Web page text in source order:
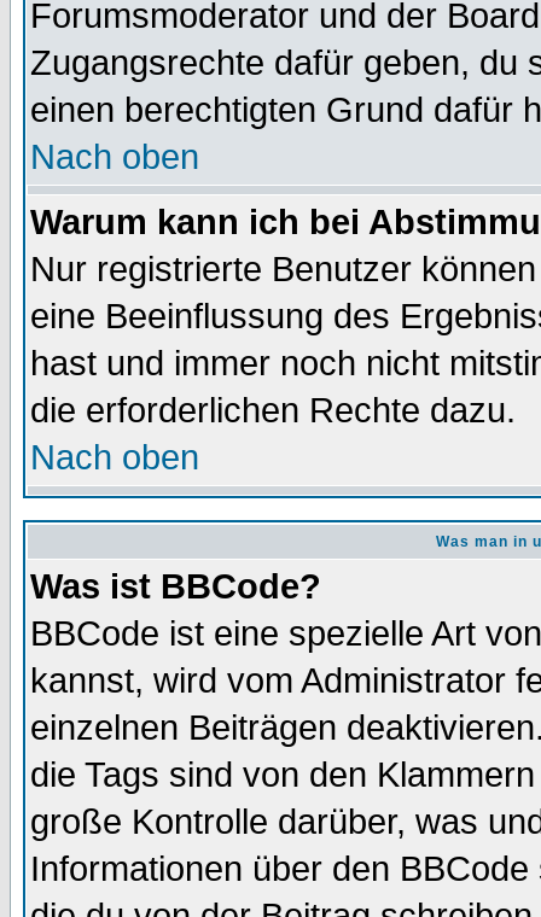
Forumsmoderator und der
Zugangsrechte dafür geben, du
einen berechtigten Grund dafür
Nach oben
Warum kann ich bei
Nur registrierte Benutzer
eine Beeinflussung des
hast und immer noch nicht
die erforderlichen Rechte dazu.
Nach oben
Was man in
Was ist BBCode?
BBCode ist eine spezielle Art
kannst, wird vom Administrator
einzelnen Beiträgen
die Tags sind von den
große Kontrolle darüber, was
Informationen über den